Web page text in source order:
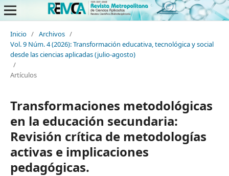
Inicio / Archivos /
Vol. 9 Núm. 4 (2026): Transformación educativa, tecnológica y social
desde las ciencias aplicadas (julio-agosto)
/
Artículos
Transformaciones metodológicas
en la educación secundaria:
Revisión crítica de metodologías
activas e implicaciones
pedagógicas.